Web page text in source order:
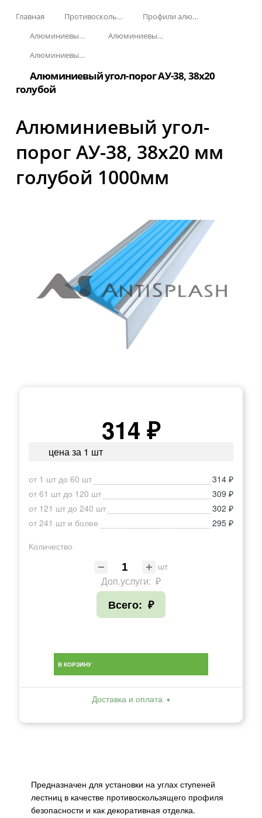
Главная Противоскользящая защита для лестниц, профили, ленты
Профили алюминиевые с резиновой вставкой
Алюминиевый угол-порог с резиновой вставкой
Алюминиевый угол-порог АУ-38, 38x20 мм
Алюминиевый угол-порог АУ-38, 38x20 мм Без покрытия
Алюминиевый угол-порог АУ-38, 38x20
голубой
Алюминиевый угол-
порог АУ-38, 38x20 мм
голубой 1000мм
314 ₽
цена за 1 шт
от 1 шт до 60 шт
314 ₽
от 61 шт до 120 шт
309 ₽
от 121 шт до 240 шт
302 ₽
от 241 шт и более
295 ₽
Количество
шт
Доп.услуги: ₽
Всего: ₽
В КОРЗИНУ
Доставка и оплата
Предназначен для установки на углах ступеней
лестниц в качестве противоскользящего профиля
безопасности и как декоративная отделка.